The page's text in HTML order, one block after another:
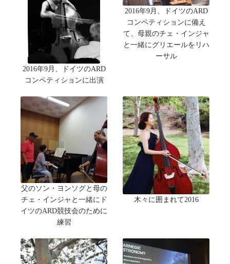
2016年9月、ドイツのARD
コンペティションに出演
2016年9月、ドイツのARD
コンペティションに備え
て、母親のチェ・インジャ
と一緒にグリエールをリハ
ーサル
父のソン・ヨンソグと母の
チェ・インジャと一緒にド
イツのARD競技会のために
練習
木々に囲まれて2016